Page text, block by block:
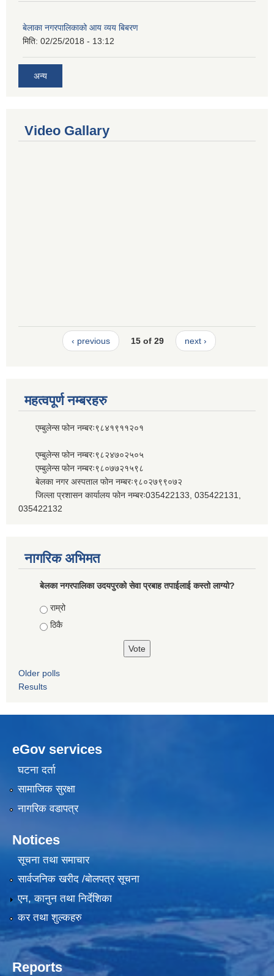
बेलाका नगरपालिकाको आय व्यय बिबरण
मिति: 02/25/2018 - 13:12
अन्य
Video Gallary
‹ previous 15 of 29 next ›
महत्वपूर्ण नम्बरहरु
एम्बुलेन्स फोन नम्बरः९८४१९११२०१
एम्बुलेन्स फोन नम्बरः९८२४७०२५०५
एम्बुलेन्स फोन नम्बरः९८०७७२१५९८
बेलका नगर अस्पताल फोन नम्बरः९८०२७९९०७२
जिल्ला प्रशासन कार्यालय फोन नम्बरः035422133, 035422131,
035422132
नागरिक अभिमत
बेलका नगरपालिका उदयपुरको सेवा प्रबाह तपाईलाई कस्तो लाग्यो?
Choices
राम्रो
ठिकै
Older polls
Results
eGov services
घटना दर्ता
सामाजिक सुरक्षा
नागरिक वडापत्र
Notices
सूचना तथा समाचार
सार्वजनिक खरीद /बोलपत्र सूचना
एन, कानुन तथा निर्देशिका
कर तथा शुल्कहरु
Reports